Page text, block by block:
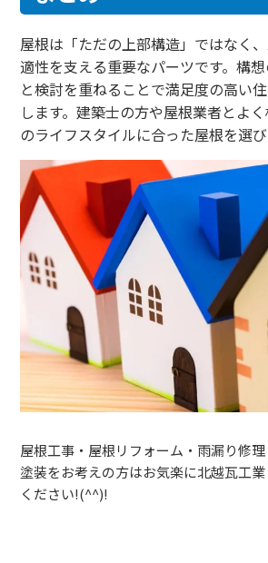
屋根は「ただの上部構造」ではなく
適性を支える重要なパーツです。構
と検討を重ねることで満足度の高い
します。建築士の方や屋根業者とよ
のライフスタイルに合った屋根を選び
屋根工事・屋根リフォーム・雨漏り修
塗装をお考えの方はお気楽に北越瓦工
ください!(^^)!